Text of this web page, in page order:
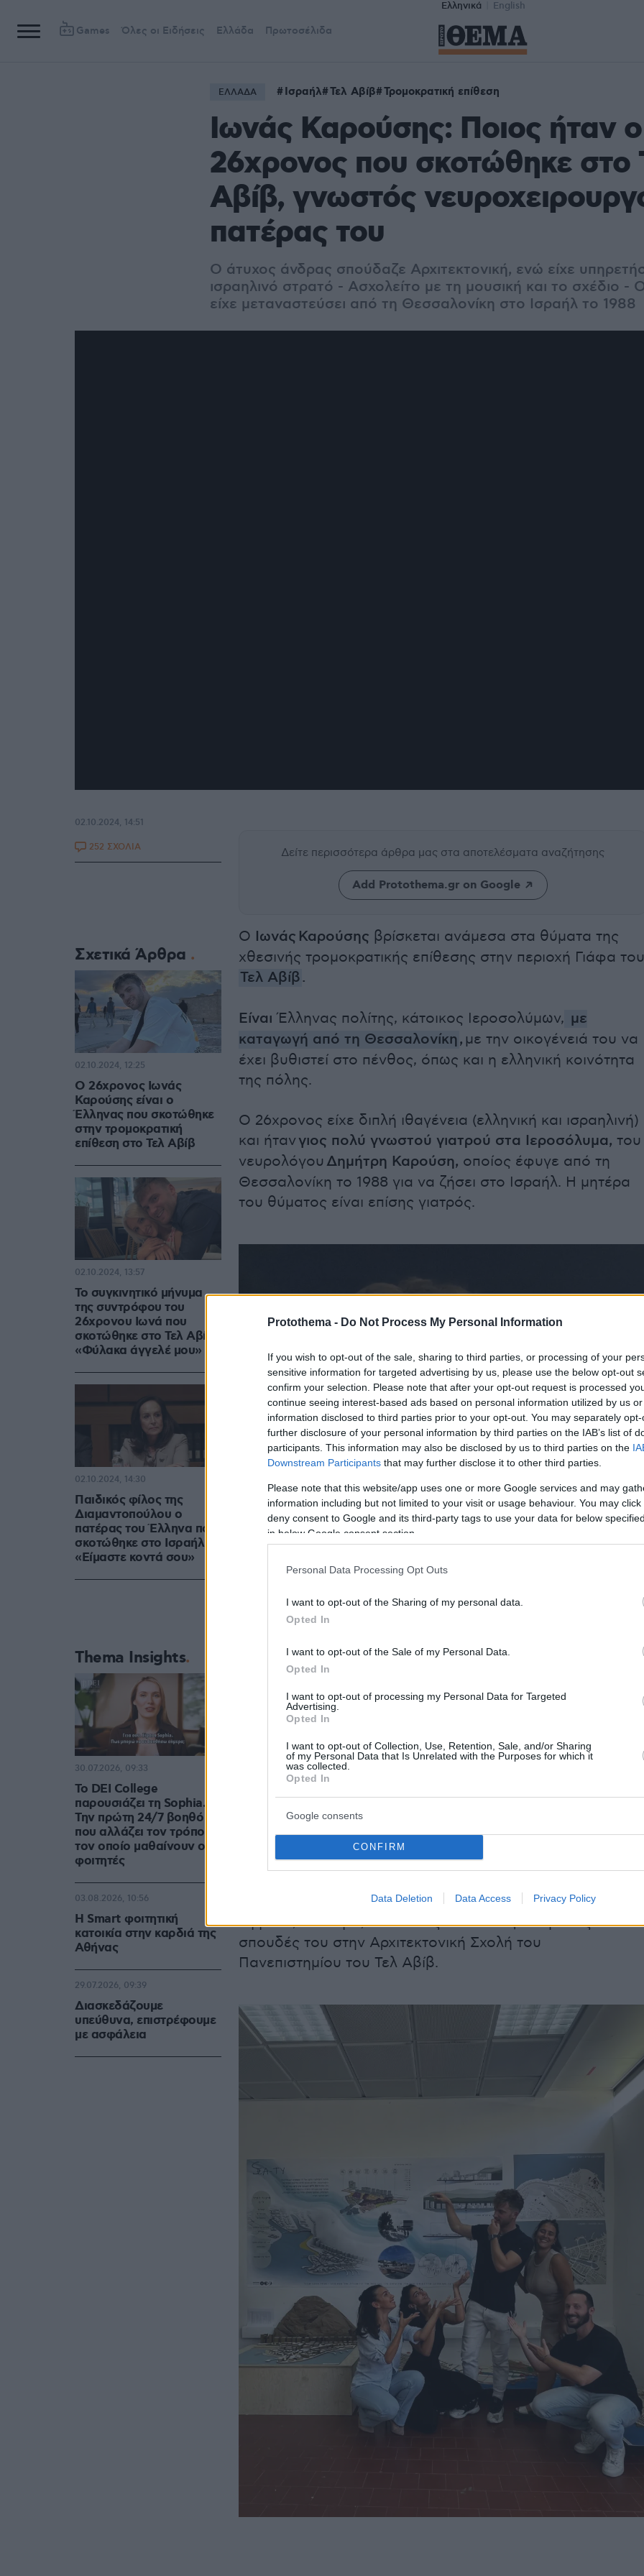
Protothema - Do Not Process My Personal Information
If you wish to opt-out of the sale, sharing to third parties, or processing of your
sensitive information for targeted advertising by us, please use the below opt-out
confirm your selection. Please note that after your opt-out request is processed
continue seeing interest-based ads based on personal information utilized by us
information disclosed to third parties prior to your opt-out. You may separately
further disclosure of your personal information by third parties on the IAB’s list of
participants. This information may also be disclosed by us to third parties on the
Downstream Participants that may further disclose it to other third parties.
Please note that this website/app uses one or more Google services and may
information including but not limited to your visit or usage behaviour. You may
deny consent to Google and its third-party tags to use your data for below
in below Google consent section.
Personal Data Processing Opt Outs
I want to opt-out of the Sharing of my personal data.
Opted In
I want to opt-out of the Sale of my Personal Data.
Opted In
I want to opt-out of processing my Personal Data for Targeted
Advertising.
Opted In
I want to opt-out of Collection, Use, Retention, Sale, and/or Sharing
of my Personal Data that Is Unrelated with the Purposes for which it
was collected.
Opted In
Google consents
CONFIRM
Data Deletion Data Access Privacy Policy
Ελληνικά English
Games Όλες οι Ειδήσεις Ελλάδα Πρωτοσέλιδα
ΕΛΛΑΔΑ Ισραήλ Τελ Αβίβ Τρομοκρατική επίθεση
Ιωνάς Καρούσης: Ποιος ήταν ο
26χρονος που σκοτώθηκε στο
Αβίβ, γνωστός
πατέρας του
Ο άτυχος άνδρας σπούδαζε Αρχιτεκτονική, ενώ είχε
ισραηλινό στρατό - Ασχολείτο με τη μουσική και το σχέδιο -
είχε μεταναστεύσει από τη Θεσσαλονίκη στο Ισραήλ το 1988
Δείτε περισσότερα άρθρα μας στα αποτελέσματα αναζήτησης
Add Protothema.gr on Google
Ο Ιωνάς Καρούσης βρίσκεται ανάμεσα στα θύματα της
χθεσινής τρομοκρατικής επίθεσης στην περιοχή Γιάφα του
Τελ Αβίβ.
Είναι Έλληνας πολίτης, κάτοικος Ιεροσολύμων, με
καταγωγή από τη Θεσσαλονίκη, με την οικογένειά του να
έχει βυθιστεί στο πένθος, όπως και η ελληνική κοινότητα
της πόλης.
Ο 26χρονος είχε διπλή ιθαγένεια (ελληνική και ισραηλινή)
και ήτανγιος πολύ γνωστού γιατρού στα Ιεροσόλυμα, του
νευρολόγου Δημήτρη Καρούση, οποίος έφυγε από τη
Θεσσαλονίκη το 1988 για να ζήσει στο Ισραήλ. Η μητέρα
του θύματος είναι επίσης γιατρός.
Ο Ιωνάς Καρούσης
Γεννημένος στις 11 Σεπτεμβρίου του 1998, πήγε δημοτικό
σε σχολείο στην Ιερουσαλήμ έχοντας ειδίκευση σε
Αγγλικά, Βιολογία, και Τέχνες. Το 2020 ξεκίνησε τις
σπουδές του στην Αρχιτεκτονική Σχολή του
Πανεπιστημίου του Τελ Αβίβ.
02.10.2024, 14:51
252 ΣΧΟΛΙΑ
Σχετικά Άρθρα
Ο 26χρονος Ιωνάς
Καρούσης είναι ο
Έλληνας που σκοτώθηκε
στην τρομοκρατική
επίθεση στο Τελ Αβίβ
02.10.2024, 12:25
Το συγκινητικό μήνυμα
της συντρόφου του
26χρονου Ιωνά που
σκοτώθηκε στο Τελ Αβίβ -
«Φύλακα άγγελέ μου»
02.10.2024, 13:57
Παιδικός φίλος της
Διαμαντοπούλου ο
πατέρας του Έλληνα που
σκοτώθηκε στο Ισραήλ -
«Είμαστε κοντά σου»
02.10.2024, 14:30
Thema Insights
Το DEI College
παρουσιάζει τη Sophia.
Την πρώτη 24/7 βοηθό AI
που αλλάζει τον τρόπο με
τον οποίο μαθαίνουν οι
φοιτητές
30.07.2026, 09:33
Η Smart φοιτητική
κατοικία στην καρδιά της
Αθήνας
03.08.2026, 10:56
Διασκεδάζουμε
υπεύθυνα, επιστρέφουμε
με ασφάλεια
29.07.2026, 09:39